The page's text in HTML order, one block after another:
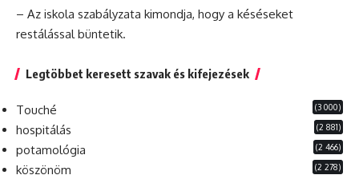
– Az iskola szabályzata kimondja, hogy a késéseket
restálással büntetik.
Legtöbbet keresett szavak és kifejezések
Touché (3 000)
hospitálás (2 881)
potamológia (2 466)
köszönöm (2 278)